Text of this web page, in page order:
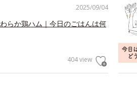
2025/09/04
らか鶏ハム｜今日のごはんは何
404 view